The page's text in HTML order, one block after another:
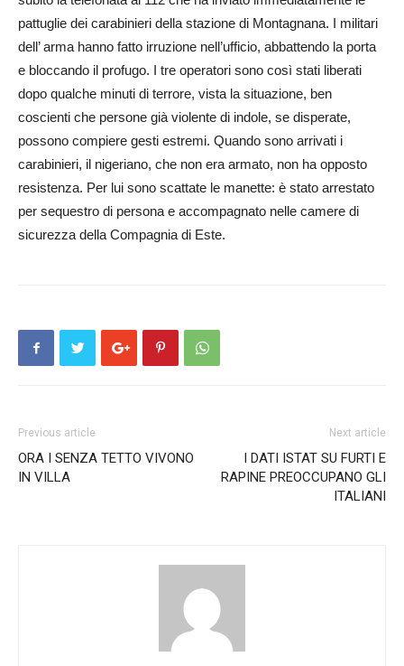
pattuglie dei carabinieri della stazione di Montagnana. I militari
dell’ arma hanno fatto irruzione nell’ufficio, abbattendo la porta
e bloccando il profugo. I tre operatori sono così stati liberati
dopo qualche minuti di terrore, vista la situazione, ben
coscienti che persone già violente di indole, se disperate,
possono compiere gesti estremi. Quando sono arrivati i
carabinieri, il nigeriano, che non era armato, non ha opposto
resistenza. Per lui sono scattate le manette: è stato arrestato
per sequestro di persona e accompagnato nelle camere di
sicurezza della Compagnia di Este.
Previous article
ORA I SENZA TETTO VIVONO
IN VILLA
Next article
I DATI ISTAT SU FURTI E
RAPINE PREOCCUPANO GLI
ITALIANI